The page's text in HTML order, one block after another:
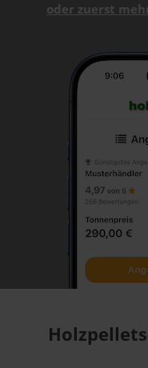
oder zuerst